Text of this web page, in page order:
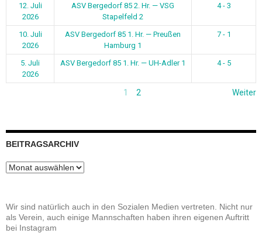
12. Juli
2026
ASV Bergedorf 85 2. Hr. — VSG
Stapelfeld 2
4 - 3
10. Juli
2026
ASV Bergedorf 85 1. Hr. — Preußen
Hamburg 1
7 - 1
5. Juli
2026
ASV Bergedorf 85 1. Hr. — UH-Adler 1 4 - 5
1 2 Weiter
BEITRAGSARCHIV
Beitragsarchiv
Wir sind natürlich auch in den Sozialen Medien vertreten. Nicht nur
als Verein, auch einige Mannschaften haben ihren eigenen Auftritt
bei Instagram